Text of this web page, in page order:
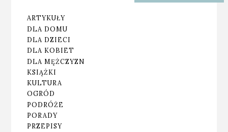
ARTYKUŁY
DLA DOMU
DLA DZIECI
DLA KOBIET
DLA MĘŻCZYZN
KSIĄŻKI
KULTURA
OGRÓD
PODRÓŻE
PORADY
PRZEPISY